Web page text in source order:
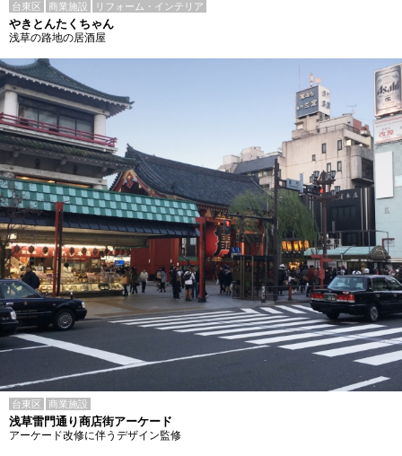
台東区 商業施設 リフォーム・インテリア
やきとんたくちゃん
浅草の路地の居酒屋
台東区 商業施設
浅草雷門通り商店街アーケード
アーケード改修に伴うデザイン監修